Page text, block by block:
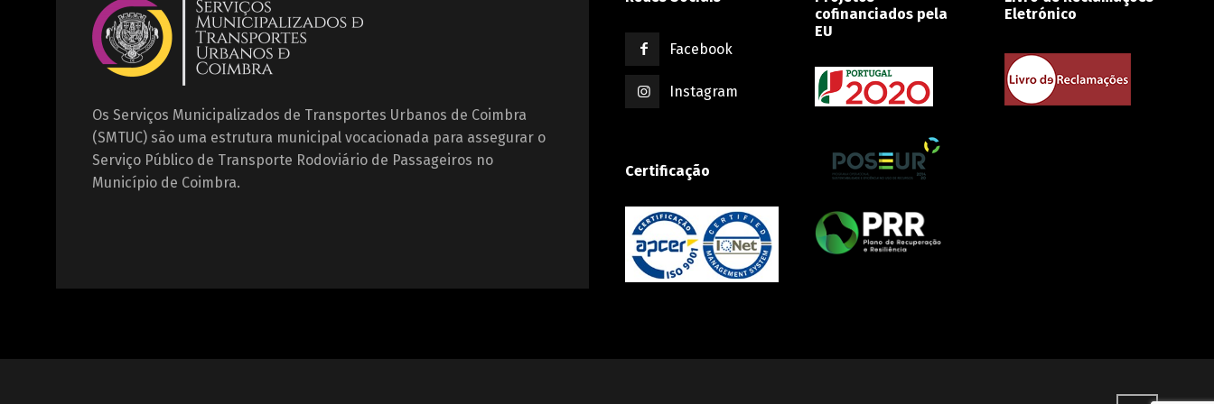
Os Serviços Municipalizados de Transportes Urbanos de Coimbra
(SMTUC) são uma estrutura municipal vocacionada para assegurar o
Serviço Público de Transporte Rodoviário de Passageiros no
Município de Coimbra.
Facebook
Instagram
Certificação
cofinanciados pela
EU
Eletrónico